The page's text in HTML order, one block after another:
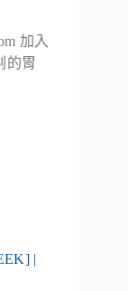
加入
的胃
|